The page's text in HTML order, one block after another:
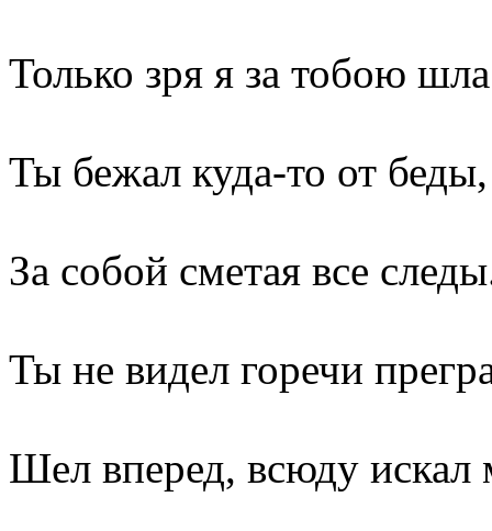
Только зря я за тобою
Ты бежал куда-то от беды,
За собой сметая все
Ты не видел горечи
Шел вперед, всюду искал